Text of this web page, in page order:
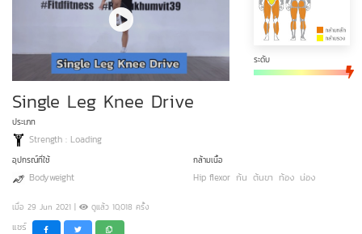
ระดับ
Single Leg Knee Drive
ประเภท
Strength : Loading
อุปกรณ์ที่ใช้
Bodyweight
กล้ามเนื้อ
Hip flexor ก้น ต้นขา ท้อง น่อง
เมื่อ 29 Jun 2021 | ดูแล้ว 10,018 ครั้ง
แชร์